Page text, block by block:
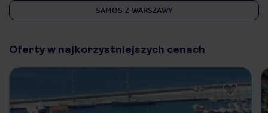
SAMOS Z WARSZAWY
Oferty w najkorzystniejszych cenach